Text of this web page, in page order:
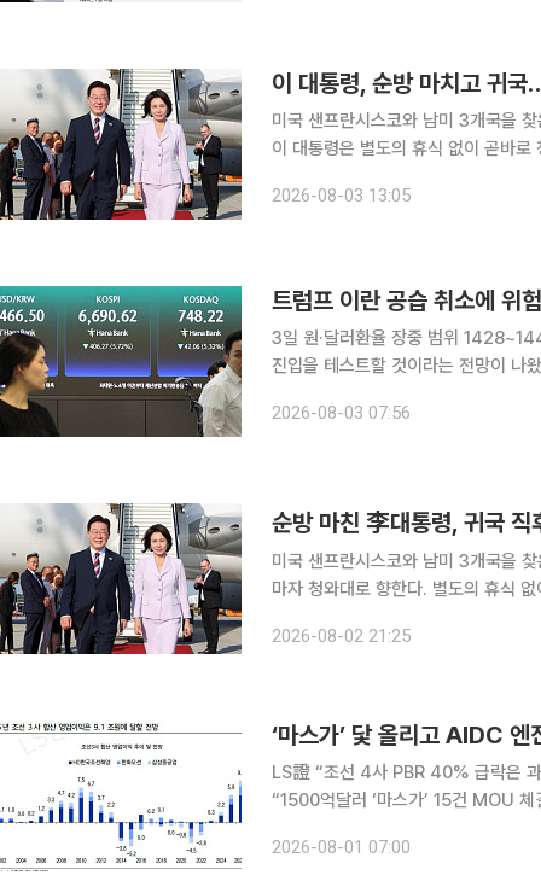
이 대통령, 순방 마치고 귀국
미국 샌프란시스코와 남미 3개국을
이 대통령은 별도의 휴식 없이 곧바
대 여민관에서 부동산·주식시장 점검
2026-08-03 13:05
트럼프 이란 공습 취소에
3일 원·달러환율 장중 범위 1428~1440원 전망 원·달러환율이 지정학적
진입을 테스트할 것이라는 전망이 나왔다. 민경원 우리은행 선임연구원은 3일 장중 환율
했다. 장중 환율 예상 범위는
2026-08-03 07:56
순방 마친 李대통령, 귀국
미국 샌프란시스코와 남미 3개국을
마자 청와대로 향한다. 별도의 휴식
청와대 수석대변인은 2일(현지시간)
2026-08-02 21:25
LS證 “조선 4사 PBR 40% 급락은
“1500억달러 ‘마스가’ 15건 MOU
차세대 잠수함(CPSP) 수주 불발과
2026-08-01 07:00